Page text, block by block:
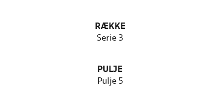
RÆKKE
Serie 3
PULJE
Pulje 5